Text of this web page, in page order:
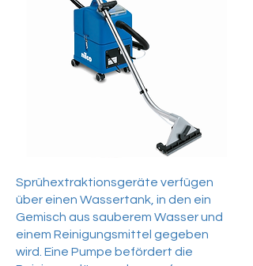
Sprühextraktionsgeräte verfügen
über einen Wassertank, in den ein
Gemisch aus sauberem Wasser und
einem Reinigungsmittel gegeben
wird. Eine Pumpe befördert die